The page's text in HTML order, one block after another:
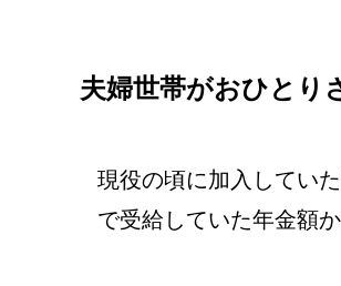
夫婦世帯がおひとり
現役の頃に加入してい
で受給していた年金額